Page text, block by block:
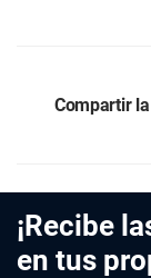
Compartir
¡Recibe
en tus